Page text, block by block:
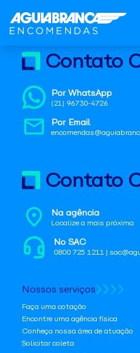
Contato
Por WhatsApp
(21) 96730-4726
Por Email
Contato
Na agência
Localize a mais próxima
No SAC
0800 725 1211 |
Nossos serviços
Faça uma cotação
Encontre uma agência física
Conheça nossa área de atuação
Solicitar coleta